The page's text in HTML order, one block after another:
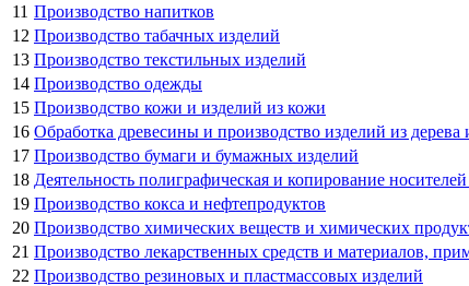
11 Производство напитков
12 Производство табачных изделий
13 Производство текстильных изделий
14 Производство одежды
15 Производство кожи и изделий из кожи
16 Обработка древесины и производство изделий из
17 Производство бумаги и бумажных изделий
18 Деятельность полиграфическая и копирование
19 Производство кокса и нефтепродуктов
20 Производство химических веществ и химических
21 Производство лекарственных средств и материалов,
22 Производство резиновых и пластмассовых изделий